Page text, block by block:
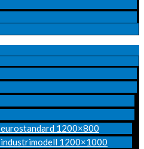
1200×800
1200×1000